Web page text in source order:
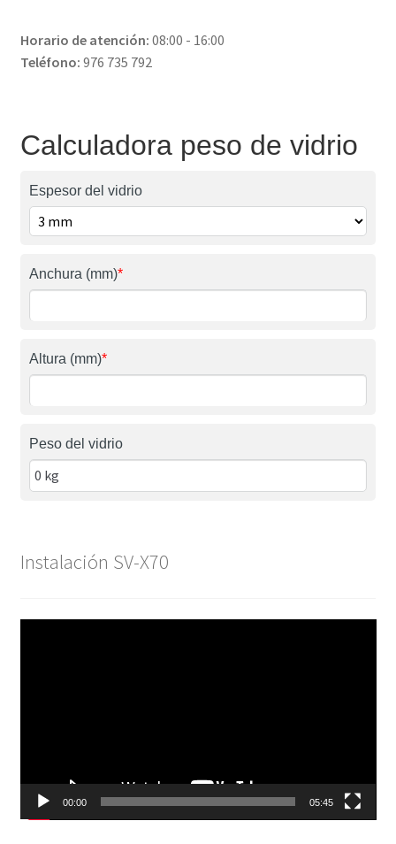
Horario de atención: 08:00 - 16:00
Teléfono: 976 735 792
Calculadora peso de vidrio
Espesor del vidrio
Anchura (mm)*
Altura (mm)*
Peso del vidrio
Instalación SV-X70
00:00 05:45